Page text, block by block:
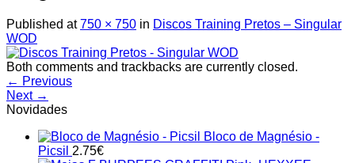
Published at750 × 750 in Discos Training Pretos – Singular
WOD
Both comments and trackbacks are currently closed.
← Previous
Next →
Novidades
Bloco de Magnésio -
Picsil 2.75€